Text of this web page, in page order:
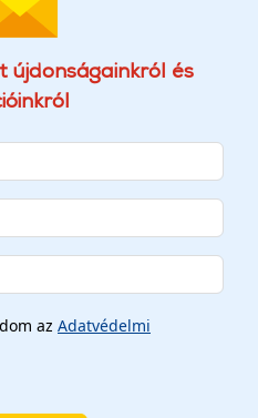
újdonságainkról és
az Adatvédelmi